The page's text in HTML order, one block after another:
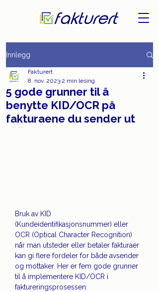
Innlegg
5 gode grunner til å
benytte KID/OCR på
fakturaene du sender ut
Fakturert
8. nov. 2023 2 min lesing
Bruk av KID
(Kundeidentifikasjonsnummer) eller
OCR (Optical Character Recognition)
når man utsteder eller betaler fakturaer
kan gi flere fordeler for både avsender
og mottaker. Her er fem gode grunner
til å implementere KID/OCR i
faktureringsprosessen: